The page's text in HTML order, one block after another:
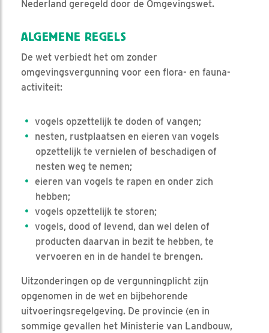
Nederland geregeld door de Omgevingswet.
ALGEMENE REGELS
De wet verbiedt het om zonder
omgevingsvergunning voor een flora- en fauna-
activiteit:
vogels opzettelijk te doden of vangen;
nesten, rustplaatsen en eieren van vogels
opzettelijk te vernielen of beschadigen of
nesten weg te nemen;
eieren van vogels te rapen en onder zich
hebben;
vogels opzettelijk te storen;
vogels, dood of levend, dan wel delen of
producten daarvan in bezit te hebben, te
vervoeren en in de handel te brengen.
Uitzonderingen op de vergunningplicht zijn
opgenomen in de wet en bijbehorende
uitvoeringsregelgeving. De provincie (en in
sommige gevallen het Ministerie van Landbouw,